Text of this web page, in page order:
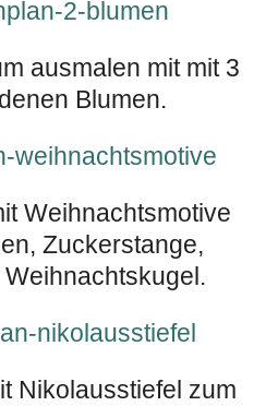
ausmalen mit mit 3
Blumen.
Weihnachtsmotive
Zuckerstange,
Nikolausstiefel zum